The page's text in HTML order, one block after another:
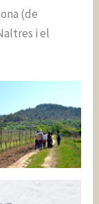
(de
i el